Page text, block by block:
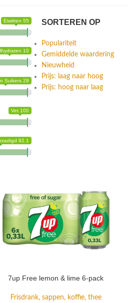
Eiwitten 55
10
Suikers 29
Vet 100
92.1
SORTEREN OP
Populariteit
Gemiddelde waardering
Nieuwheid
Prijs: laag naar hoog
Prijs: hoog naar laag
7up Free lemon & lime 6-pack
Frisdrank, sappen, koffie, thee